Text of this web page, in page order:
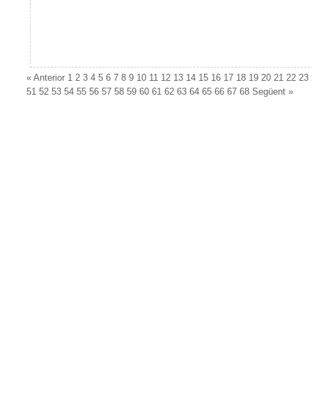
« Anterior 1 2 3 4 5 6 7 8 9 10 11 12 13 14 15 16 17 18 19 20 21 22 23
51 52 53 54 55 56 57 58 59 60 61 62 63 64 65 66 67 68 Següent »